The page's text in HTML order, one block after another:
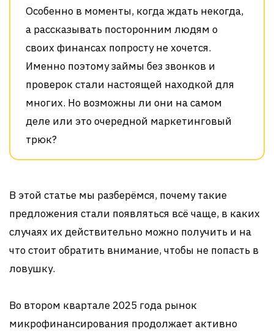
Особенно в моменты, когда ждать некогда,
а рассказывать посторонним людям о
своих финансах попросту не хочется.
Именно поэтому займы без звонков и
проверок стали настоящей находкой для
многих. Но возможны ли они на самом
деле или это очередной маркетинговый
трюк?
В этой статье мы разберёмся, почему такие
предложения стали появляться всё чаще, в каких
случаях их действительно можно получить и на
что стоит обратить внимание, чтобы не попасть в
ловушку.
Во втором квартале 2025 года рынок
микрофинансирования продолжает активно